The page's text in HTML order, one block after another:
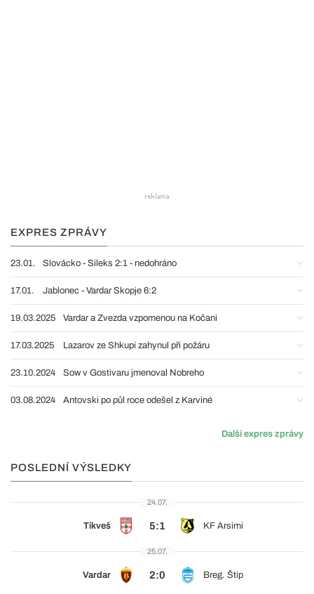
EXPRES ZPRÁVY
23.01. Slovácko - Sileks 2:1 - nedohráno
17.01. Jablonec - Vardar Skopje 6:2
19.03.2025 Vardar a Zvezda vzpomenou na Kočani
17.03.2025 Lazarov ze Shkupi zahynul při požáru
23.10.2024 Sow v Gostivaru jmenoval Nobreho
03.08.2024 Antovski po půl roce odešel z Karviné
Další expres zprávy
POSLEDNÍ VÝSLEDKY
24.07.
Tikveš 5:1 KF Arsimi
25.07.
Vardar 2:0 Breg. Štip